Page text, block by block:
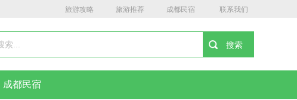
旅游攻略 旅游推荐 成都民宿 联系我们
成都民宿